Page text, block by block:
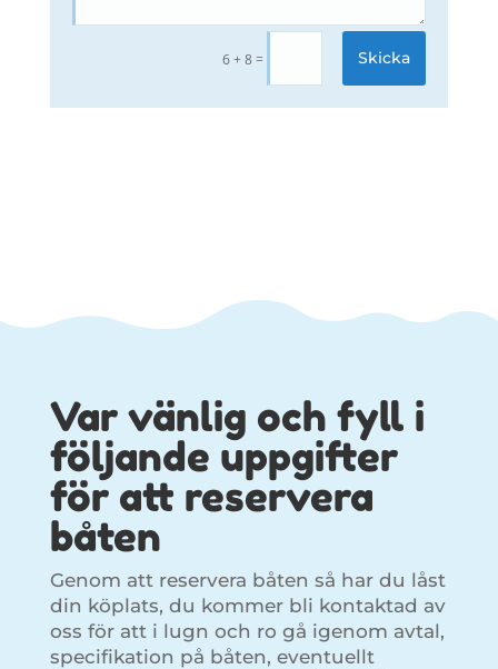
6 + 8= Skicka
Var vänlig och fyll i
följande uppgifter
för att reservera
båten
Genom att reservera båten så har du låst
din köplats, du kommer bli kontaktad av
oss för att i lugn och ro gå igenom avtal,
specifikation på båten, eventuellt